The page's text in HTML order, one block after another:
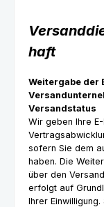
haft
Weitergabe der
Versandstatus
Wir geben Ihre
sofern Sie dem
haben. Die
über den
erfolgt auf
Ihrer